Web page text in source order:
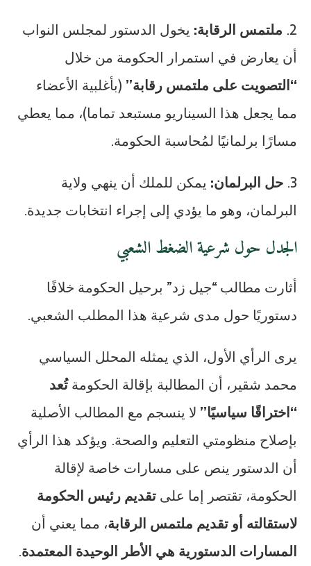
2. ملتمس الرقابة: يخول الدستور لمجلس النواب
أن يعارض في استمرار الحكومة من خلال
“التصويت على ملتمس رقابة” (بأغلبية الأعضاء
مما يجعل هذا السيناريو مستبعد تماما)، مما يعطي
مسارًا برلمانيًا لمُحاسبة الحكومة.
3. حل البرلمان: يمكن للملك أن ينهي ولاية
البرلمان، وهو ما يؤدي إلى إجراء انتخابات جديدة.
الجدل حول شرعية الضغط الشعبي
أثارت مطالب “جيل زد” برحيل الحكومة خلافًا
دستوريًا حول مدى شرعية هذا المطلب الشعبي.
يرى الرأي الأول، الذي يمثله المحلل السياسي
محمد شقير، أن المطالبة بإقالة الحكومةتُعد
“اختراقًا سياسيًا” لا ينسجم مع المطالب الأصلية
بإصلاح منظومتي التعليم والصحة. ويؤكد هذا الرأي
أن الدستور ينص على مسارات خاصة لإقالة
الحكومة، تقتصر إما علىتقديم رئيس الحكومة
لاستقالته أو تقديم ملتمس الرقابة، مما يعني أن
المسارات الدستورية هي الأطر الوحيدة المعتمدة.